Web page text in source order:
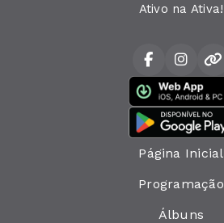
Ativo na Ativa!
Página Inicial
Programação
Álbuns